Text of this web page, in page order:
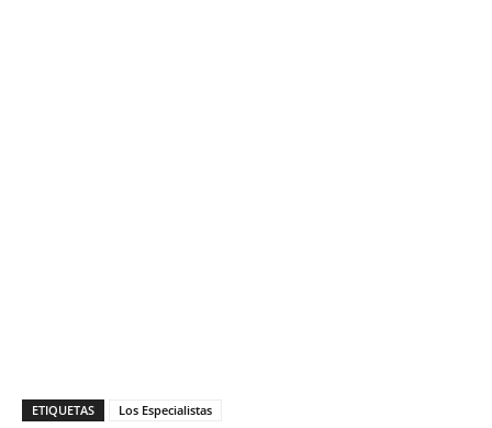
ETIQUETAS Los Especialistas